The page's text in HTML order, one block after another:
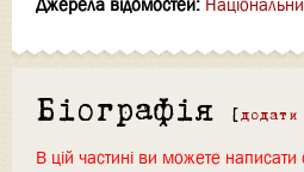
Джерела відомостей:
Біографія [ додати
В цій частині ви можете написати